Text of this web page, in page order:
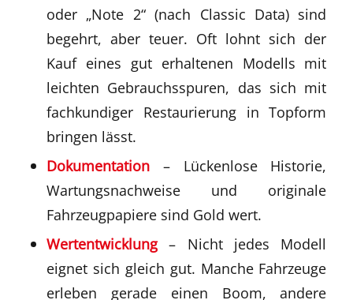
oder „Note 2“ (nach Classic Data) sind
begehrt, aber teuer. Oft lohnt sich der
Kauf eines gut erhaltenen Modells mit
leichten Gebrauchsspuren, das sich mit
fachkundiger Restaurierung in Topform
bringen lässt.
Dokumentation– Lückenlose Historie,
Wartungsnachweise und originale
Fahrzeugpapiere sind Gold wert.
Wertentwicklung– Nicht jedes Modell
eignet sich gleich gut. Manche Fahrzeuge
erleben gerade einen Boom, andere